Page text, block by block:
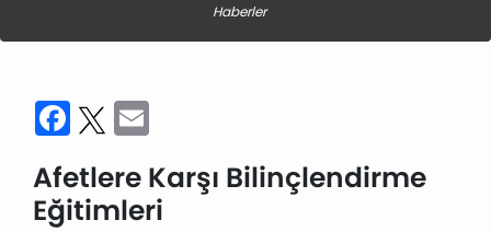
Haberler
Facebook
Twitter
Afetlere Karşı Bilinçlendirme
Eğitimleri